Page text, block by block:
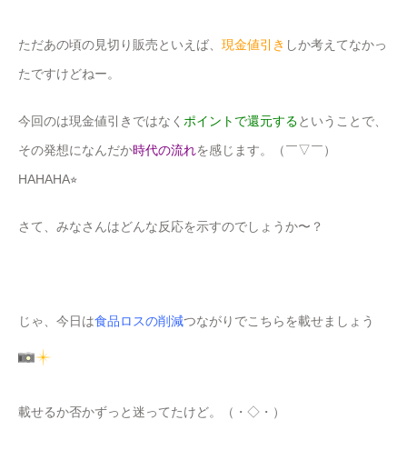
ただあの頃の見切り販売といえば、 現金値引き しか考えてなかっ
たですけどねー。
今回のは現金値引きではなく ポイントで還元するということで、
その発想になんだか時代の流れを感じます。（￣▽￣）
HAHAHA⭐︎
さて、みなさんはどんな反応を示すのでしょうか〜？
じゃ、今日は食品ロスの削減つながりでこちらを載せましょう
載せるか否かずっと迷ってたけど。（・◇・）